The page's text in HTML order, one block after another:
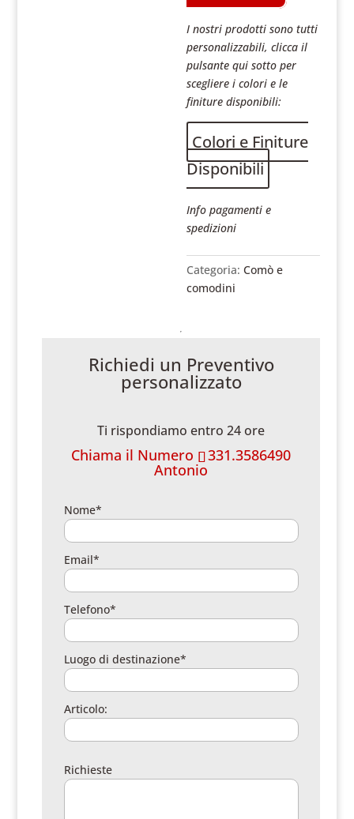
I nostri prodotti sono tutti
personalizzabili, clicca il
pulsante qui sotto per
scegliere i colori e le
finiture disponibili:
Colori e Finiture
Disponibili
Info pagamenti e
spedizioni
Categoria:Comò e
comodini
Richiedi un Preventivo
personalizzato
Ti rispondiamo entro 24 ore
Chiama il Numero 331.3586490
Antonio
Nome*
Email*
Telefono*
Luogo di destinazione*
Articolo:
Richieste